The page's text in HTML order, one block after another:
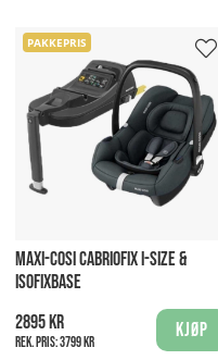
PAKKEPRIS
MAXI-COSI CABRIOFIX I-SIZE &
ISOFIXBASE
2895 kr
Rek. pris:3799 kr
Kjøp